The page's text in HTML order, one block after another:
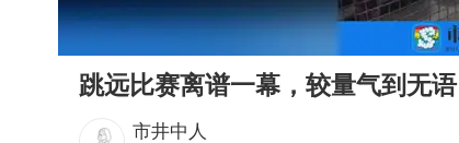
00:00
跳远比赛离谱一幕，较量气到无语
市井中人